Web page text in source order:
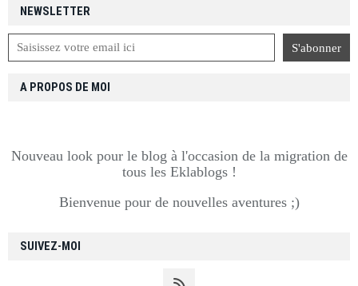
NEWSLETTER
SUIVEZ-MOI
A PROPOS DE MOI
Nouveau look pour le blog à l'occasion de la migration de
tous les Eklablogs !
Bienvenue pour de nouvelles aventures ;)